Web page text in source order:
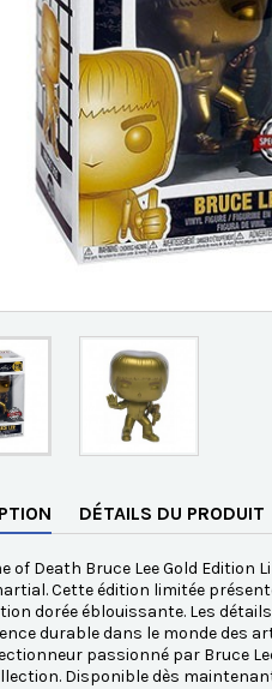
DÉTAILS DU PRODUIT
of Death Bruce Lee Gold
Cette édition limitée
dorée éblouissante. Les
durable dans le monde des
passionné par Bruce
Disponible dès